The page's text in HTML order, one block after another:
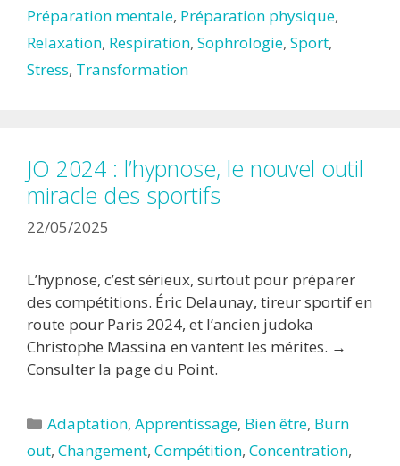
Préparation mentale, Préparation physique,
Relaxation, Respiration, Sophrologie, Sport,
Stress, Transformation
JO 2024 : l’hypnose, le nouvel outil
miracle des sportifs
22/05/2025
L’hypnose, c’est sérieux, surtout pour préparer
des compétitions. Éric Delaunay, tireur sportif en
route pour Paris 2024, et l’ancien judoka
Christophe Massina en vantent les mérites. →
Consulter la page du Point.
Catégories
Adaptation,Apprentissage, Bien être, Burn
out, Changement, Compétition, Concentration,